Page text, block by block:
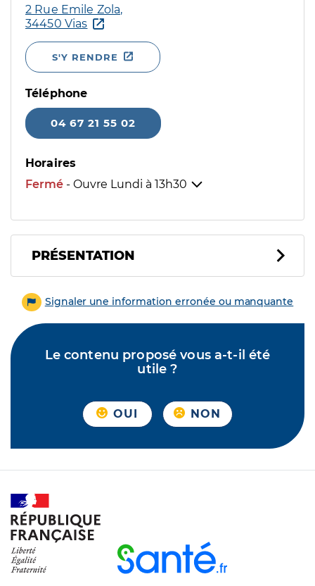
2 Rue Emile Zola,
34450 Vias
S'Y RENDRE
Téléphone
04 67 21 55 02
Horaires
Fermé - Ouvre Lundi à 13h30
PRÉSENTATION
Signaler une information erronée ou manquante
Le contenu proposé vous a-t-il été
utile ?
OUI NON